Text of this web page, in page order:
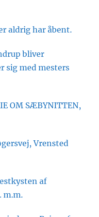
aldrig har åbent.
bliver
sig med mesters
OM SÆBYNITTEN,
Vrensted
af
m.m.